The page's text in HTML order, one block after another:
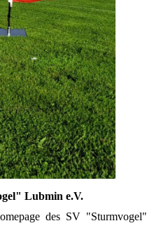
Lubmin e.V.
des SV "Sturmvogel"